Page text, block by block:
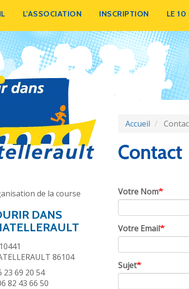
L'ASSOCIATION INSCRIPTION LE 10
de la course
DANS
86104
23 69 20 54
82 43 66 50
Accueil
Contact
Votre Nom
Votre Email
Sujet